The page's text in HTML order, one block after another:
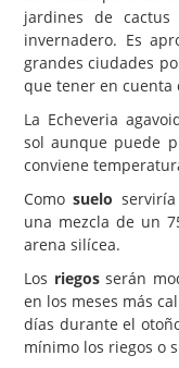
jardines de
invernadero. Es
grandes ciudades
que tener en cuenta
La Echeveria
sol aunque puede
conviene
Comosuelo
una mezcla de un
arena silícea.
Los riegosserán
en los meses más
días durante el
mínimo los riegos o